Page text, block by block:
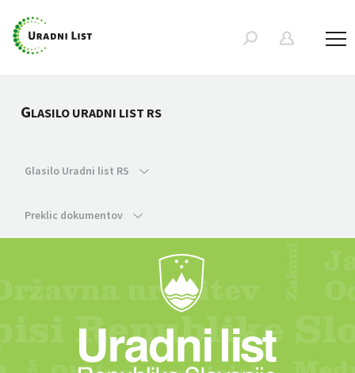
GLASILO URADNI LIST RS
Glasilo Uradni list RS
Preklic dokumentov